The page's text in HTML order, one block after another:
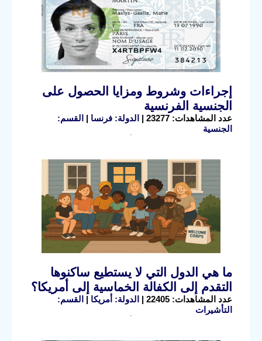
إجراءات وشروط ومزايا الحصول على
الجنسية الفرنسية
عدد المشاهدات: 23277 | الدولة: فرنسا | القسم:
الجنسية
ما هي الدول التي لا يستطيع ساكنوها
التقدم إلى الكفالة الخماسية إلى أمريكا؟
عدد المشاهدات: 22405 | الدولة: أمريكا | القسم:
التأشيرات